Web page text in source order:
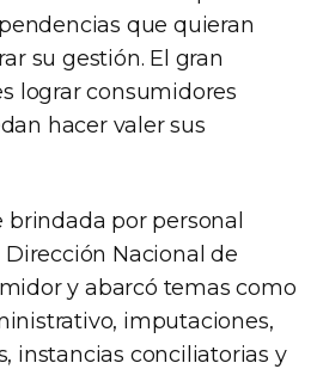
que quieran
su gestión. El gran
lograr consumidores
hacer valer sus
por personal
Nacional de
y abarcó temas como
imputaciones,
instancias conciliatorias y